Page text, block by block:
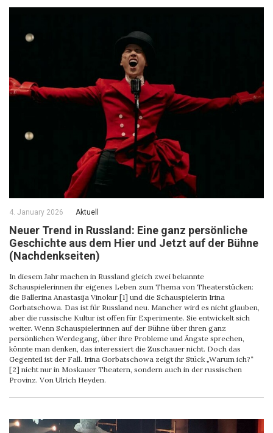
4. January 2026 Aktuell
Neuer Trend in Russland: Eine ganz persönliche
Geschichte aus dem Hier und Jetzt auf der Bühne
(Nachdenkseiten)
In diesem Jahr machen in Russland gleich zwei bekannte
Schauspielerinnen ihr eigenes Leben zum Thema von Theaterstücken:
die Ballerina Anastasija Vinokur [1] und die Schauspielerin Irina
Gorbatschowa. Das ist für Russland neu. Mancher wird es nicht glauben,
aber die russische Kultur ist offen für Experimente. Sie entwickelt sich
weiter. Wenn Schauspielerinnen auf der Bühne über ihren ganz
persönlichen Werdegang, über ihre Probleme und Ängste sprechen,
könnte man denken, das interessiert die Zuschauer nicht. Doch das
Gegenteil ist der Fall. Irina Gorbatschowa zeigt ihr Stück „Warum ich?“
[2] nicht nur in Moskauer Theatern, sondern auch in der russischen
Provinz. Von Ulrich Heyden.